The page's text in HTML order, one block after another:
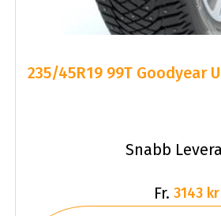
235/45R19 99T Goodyear
Snabb
Fr. 3143 kr